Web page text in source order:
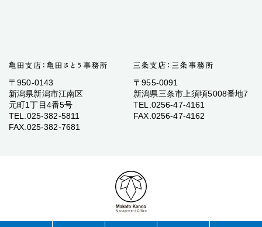
〒950-0143
新潟県新潟市江南区
元町1丁目4番5号
TEL.025-382-5811
FAX.025-382-7681
〒955-0091
新潟県三条市上須頃5008番地7
TEL.0256-47-4161
FAX.0256-47-4162